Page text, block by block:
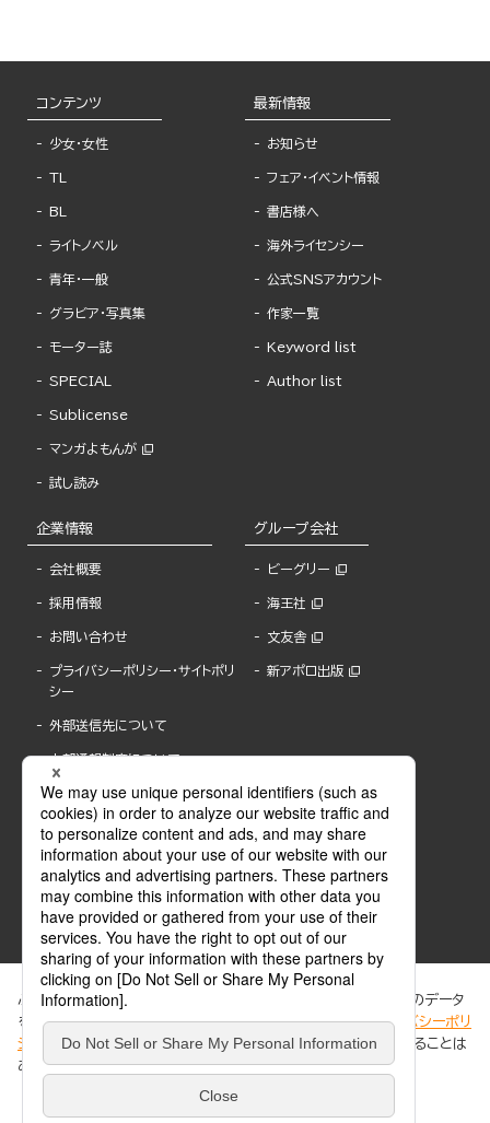
コンテンツ
少女・女性
TL
BL
ライトノベル
青年・一般
グラビア・写真集
モーター誌
SPECIAL
Sublicense
マンガよもんが
試し読み
最新情報
お知らせ
フェア・イベント情報
書店様へ
海外ライセンシー
公式SNSアカウント
作家一覧
Keyword list
Author list
企業情報
会社概要
採用情報
お問い合わせ
プライバシーポリシー・サイトポリ
シー
外部送信先について
内部通報制度について
グループ会社
ビーグリー
海王社
文友舎
新アポロ出版
ABJマークは、この電子書店・電子書籍配信サービスが、著作権者からコンテンツ使用許諾を
得た正規版配信サービスであることを示す登録商標(登録番号 第6091713号)です。
ABJマークの詳細、ABJマークを掲示しているサービスの一覧はこちら。
ぶんか社が運営するサイトでは、利便性向上のためにCookie等のデータ
を使用しています。 当社のCookieについての詳細は、「プライバシーポリ
シー
」をご覧ください。当サイトでは、訪問者の個人情報を追跡することは
ありません。